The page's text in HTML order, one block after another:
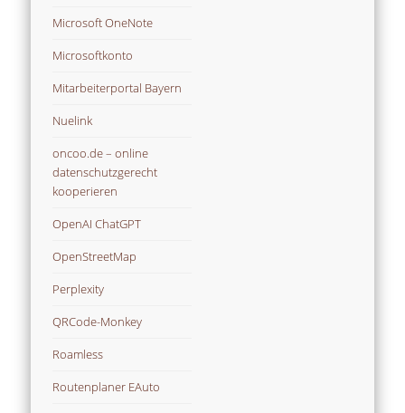
Microsoft OneNote
Microsoftkonto
Mitarbeiterportal Bayern
Nuelink
oncoo.de – online
datenschutzgerecht
kooperieren
OpenAI ChatGPT
OpenStreetMap
Perplexity
QRCode-Monkey
Roamless
Routenplaner EAuto